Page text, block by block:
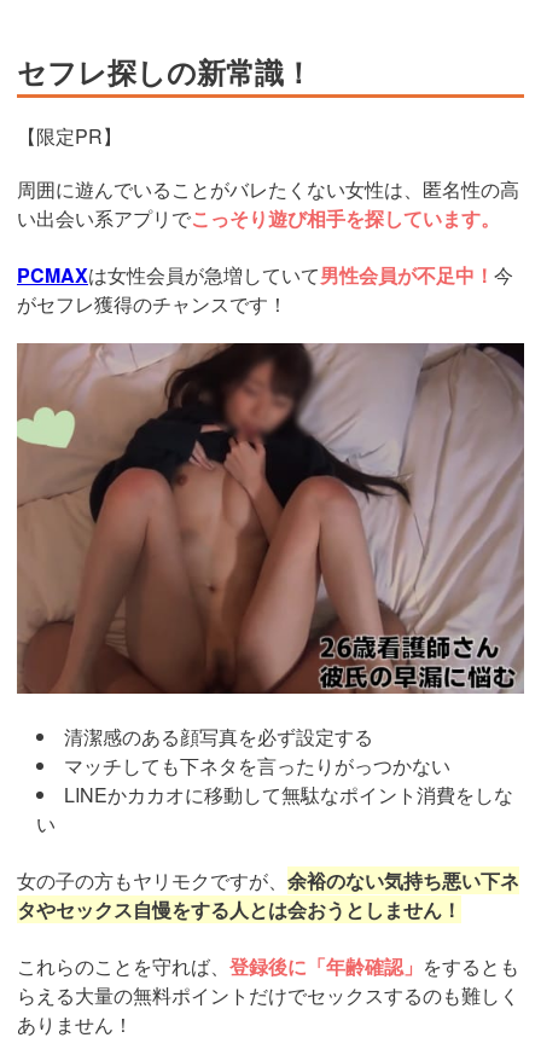
セフレ探しの新常識！
【限定PR】
周囲に遊んでいることがバレたくない女性は、匿名性の高
い出会い系アプリでこっそり遊び相手を探しています。
PCMAXは女性会員が急増していて男性会員が不足中！ 今
がセフレ獲得のチャンスです！
https://pcmax.jp/lp/?
ad_id=rm307016
清潔感のある顔写真を必ず設定する
マッチしても下ネタを言ったりがっつかない
LINEかカカオに移動して無駄なポイント消費をしな
い
女の子の方もヤリモクですが、 余裕のない気持ち悪い下ネ
タやセックス自慢をする人とは会おうとしません！
これらのことを守れば、 登録後に「年齢確認」 をするとも
らえる大量の無料ポイントだけでセックスするのも難しく
ありません！